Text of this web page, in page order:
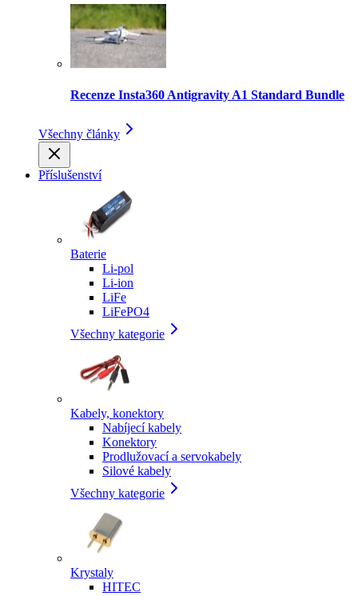
Recenze Insta360 Antigravity A1 Standard Bundle
Všechny články
Příslušenství
Baterie
Li-pol
Li-ion
LiFe
LiFePO4
Všechny kategorie
Kabely, konektory
Nabíjecí kabely
Konektory
Prodlužovací a servokabely
Silové kabely
Všechny kategorie
Krystaly
HITEC